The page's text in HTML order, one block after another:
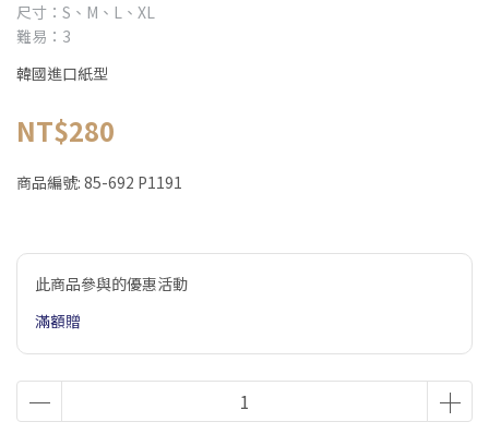
尺寸：S、M、L、XL
難易：3
韓國進口紙型
NT$280
商品編號: 85-692 P1191
此商品參與的優惠活動
滿額贈